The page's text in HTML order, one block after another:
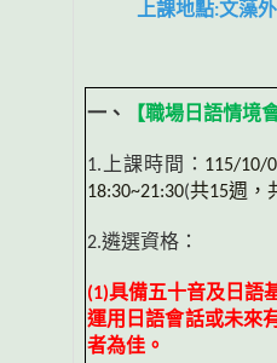
上課地點:文藻
一、 【職場日語情境
1.上課時間： 115/10/
18:30~21:30(共15週，
2.遴選資格：
(1)具備五十音及日語
運用日語會話或未來
者為佳。